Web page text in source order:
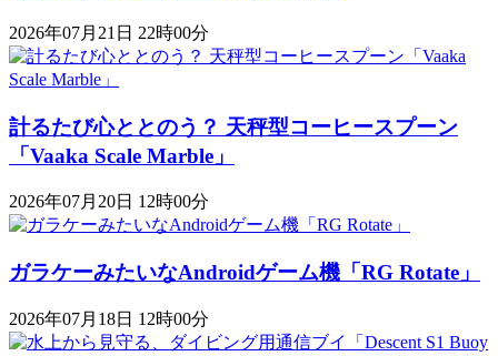
2026年07月21日 22時00分
計るたび心ととのう？ 天秤型コーヒースプーン
「Vaaka Scale Marble」
2026年07月20日 12時00分
ガラケーみたいなAndroidゲーム機「RG Rotate」
2026年07月18日 12時00分